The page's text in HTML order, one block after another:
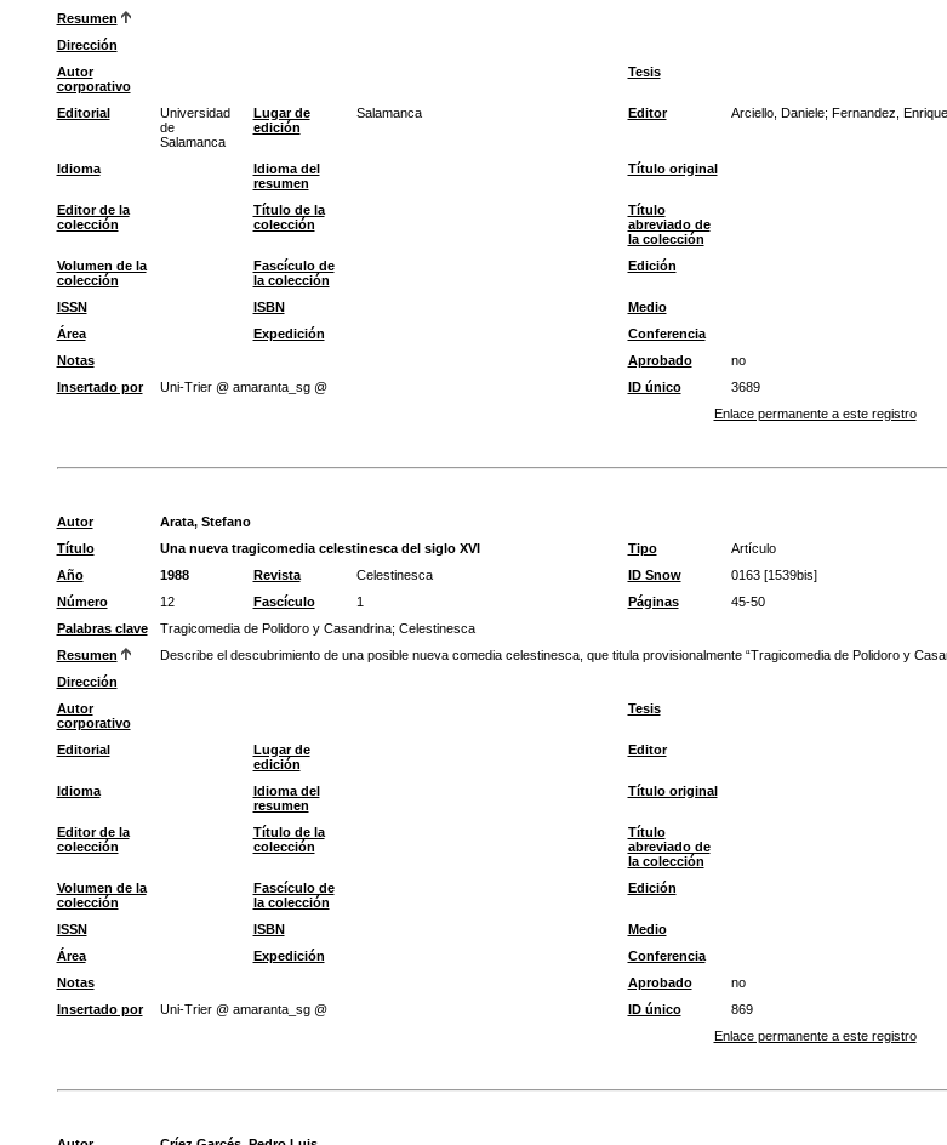
Resumen
Dirección
Autor
corporativo
Tesis
Editorial
Universidad
de
Salamanca
Lugar de
edición
Salamanca Editor Arciello, Daniele; Fernandez,
Idioma
Idioma del
resumen
Título original
Editor de la
colección
Título de la
colección
Título
abreviado de
la colección
Volumen de la
colección
Fascículo de
la colección
Edición
ISSN ISBN
Medio
Área
Expedición
Conferencia
Notas
Aprobado
no
Insertado por
Uni-Trier @ amaranta_sg @ ID único
3689
Enlace permanente a este registro
Autor
Arata, Stefano
Título
Una nueva tragicomedia celestinesca del siglo XVI Tipo
Artículo
Año
1988 Revista Celestinesca ID Snow
0163 [1539bis]
Número
12 Fascículo 1 Páginas
45-50
Palabras clave
Tragicomedia de Polidoro y Casandrina; Celestinesca
Resumen
Describe el descubrimiento de una posible nueva comedia celestinesca, que titula provisionalmente “Tragicomedia de Polidoro y
Dirección
Autor
corporativo
Tesis
Editorial
Lugar de
edición
Editor
Idioma
Idioma del
resumen
Título original
Editor de la
colección
Título de la
colección
Título
abreviado de
la colección
Volumen de la
colección
Fascículo de
la colección
Edición
ISSN ISBN
Medio
Área
Expedición
Conferencia
Notas
Aprobado
no
Insertado por
Uni-Trier @ amaranta_sg @ ID único
869
Enlace permanente a este registro